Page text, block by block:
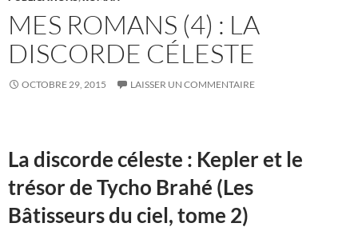
MES ROMANS (4) : LA
DISCORDE CÉLESTE
OCTOBRE 29, 2015 LAISSER UN COMMENTAIRE
La discorde céleste : Kepler et le
trésor de Tycho Brahé (Les
Bâtisseurs du ciel, tome 2)